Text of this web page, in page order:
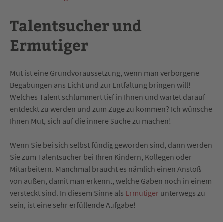
Talentsucher und
Ermutiger
Mut ist eine Grundvoraussetzung, wenn man verborgene
Begabungen ans Licht und zur Entfaltung bringen will!
Welches Talent schlummert tief in Ihnen und wartet darauf
entdeckt zu werden und zum Zuge zu kommen? Ich wünsche
Ihnen Mut, sich auf die innere Suche zu machen!
Wenn Sie bei sich selbst fündig geworden sind, dann werden
Sie zum Talentsucher bei Ihren Kindern, Kollegen oder
Mitarbeitern. Manchmal braucht es nämlich einen Anstoß
von außen, damit man erkennt, welche Gaben noch in einem
versteckt sind. In diesem Sinne als Ermutiger unterwegs zu
sein, ist eine sehr erfüllende Aufgabe!